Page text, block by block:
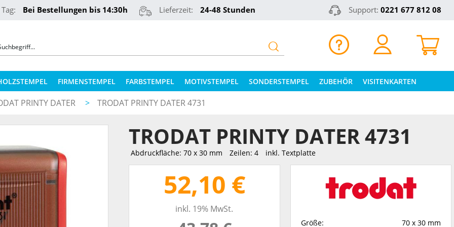
Bei Bestellungen bis 14:30h Lieferzeit: 24-48 Stunden Support: 0221 677 812 08
FIRMENSTEMPEL FARBSTEMPEL MOTIVSTEMPEL SONDERSTEMPEL
REINER NUMEROTEURE
TEXTILSTEMPEL
ZUBEHÖR
COLOP STEMPELKISSEN
ERSATZPLATTEN NACH TYPEN
ERSATZPLATTEN NACH GRÖSSE
STEMPELKISSEN FÜR HOLZSTEMPEL
VISITENKARTEN
PRINTY DATER > TRODAT PRINTY DATER 4731
TRODAT PRINTY DATER 4731
Abdruckfläche: 70 x 30 mm Zeilen: 4 inkl. Textplatte
52,10 €
inkl. 19% MwSt.
Größe:
70 x 30 mm